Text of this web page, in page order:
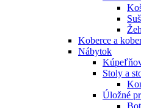
Koberce a
Nábytok
Stoly a
Úložné